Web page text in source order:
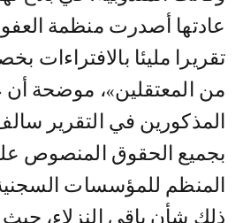
عادتها أصدرت منظمة العفو
تقريرا مليئا
من المعتقلين»، موضحة أن
المذكورين في التقرير
بجميع الحقوق المنصوص
المنظم للمؤسسات
ذلك شأن باقي النزلاء، حيث